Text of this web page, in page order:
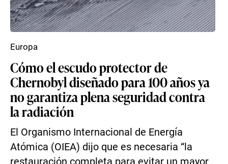
Cómo el escudo protector de
Chernobyl diseñado para 100 años ya
no garantiza plena seguridad contra
la radiación
El Organismo Internacional de Energía
Atómica (OIEA) dijo que es necesaria “la
Europa